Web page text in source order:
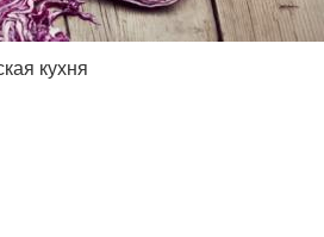
кухня